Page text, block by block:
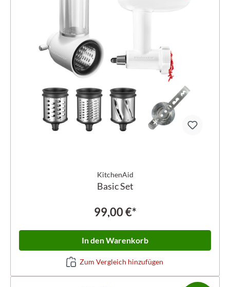
KitchenAid
Basic Set
99,00 €*
In den Warenkorb
Zum Vergleich hinzufügen